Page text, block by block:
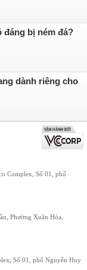
bị ném đá?
dành riêng cho
Complex, Số 01, phố
Phường Xuân Hòa,
Số 01, phố Nguyễn Huy